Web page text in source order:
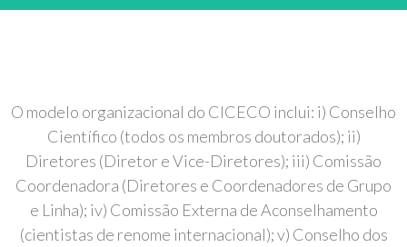
O modelo organizacional do CICECO inclui: i) Conselho
Científico (todos os membros doutorados); ii)
Diretores (Diretor e Vice-Diretores); iii) Comissão
Coordenadora (Diretores e Coordenadores de Grupo
e Linha); iv) Comissão Externa de Aconselhamento
(cientistas de renome internacional); v) Conselho dos